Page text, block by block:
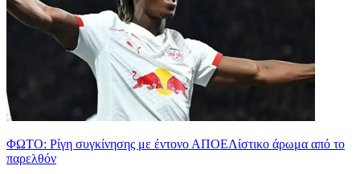
ΦΩΤΟ: Ρίγη συγκίνησης με έντονο ΑΠΟΕΛίστικο άρωμα από το
παρελθόν